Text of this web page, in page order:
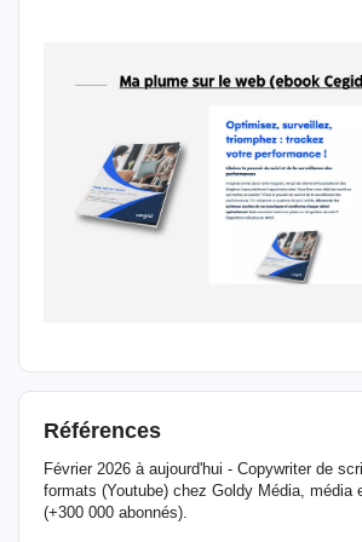
Références
Février 2026 à aujourd'hui - Copywriter de
formats (Youtube) chez Goldy Média, média
(+300 000 abonnés).